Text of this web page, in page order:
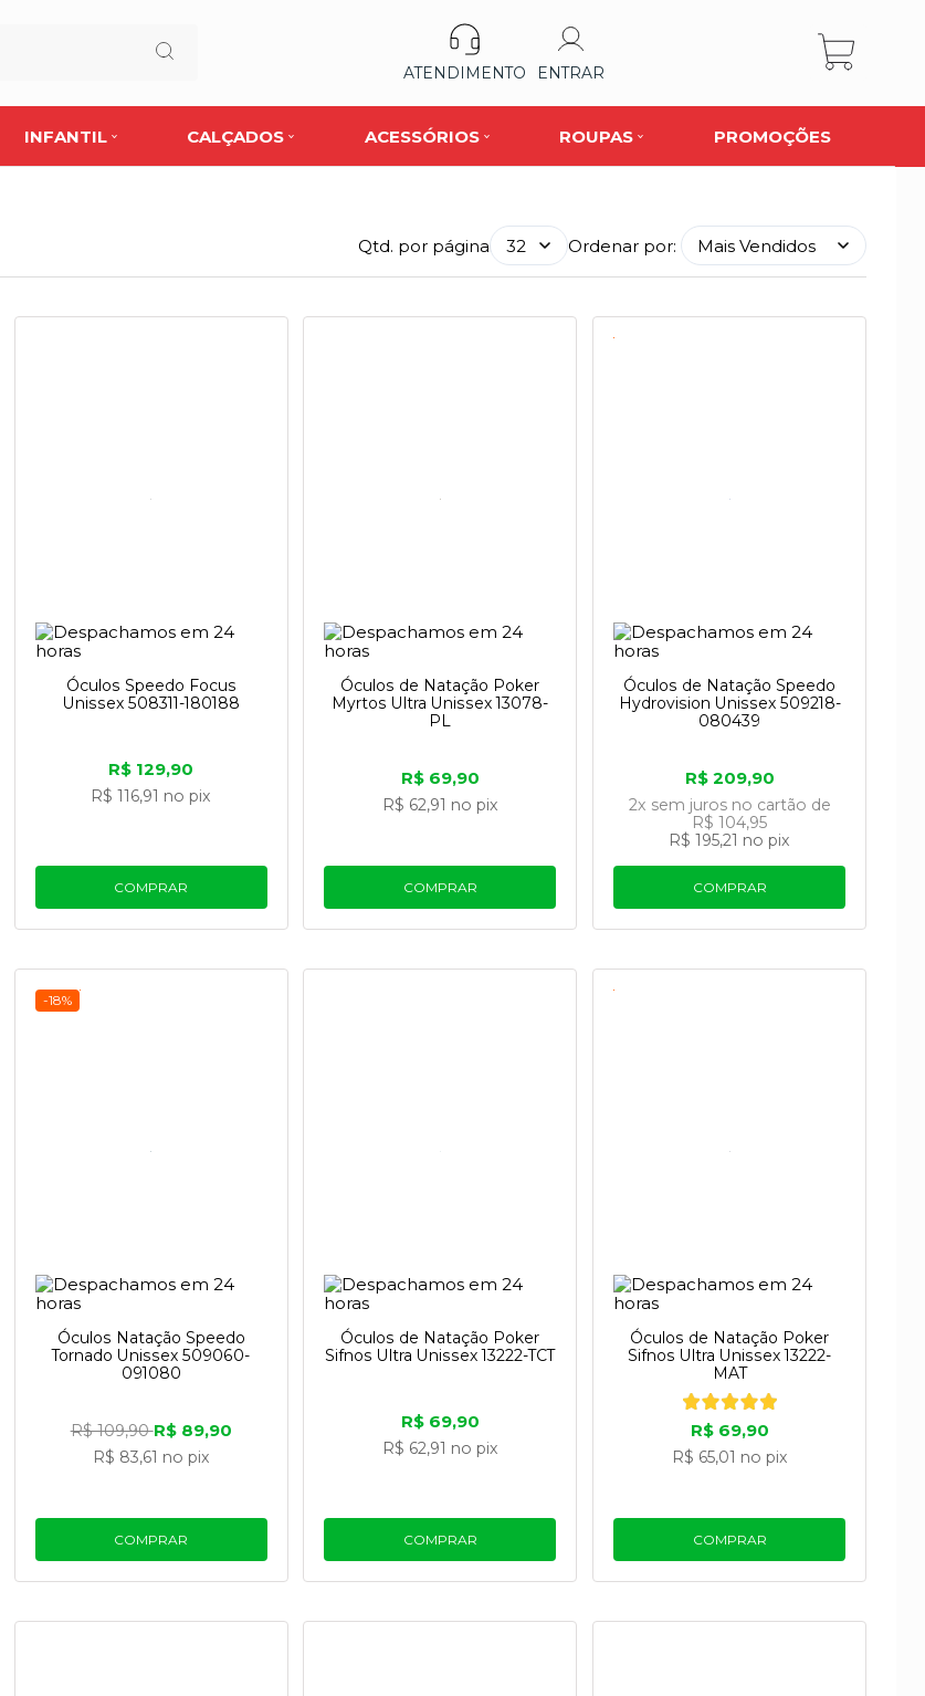
ATENDIMENTO ENTRAR
INFANTIL CALÇADOS ACESSÓRIOS ROUPAS PROMOÇÕES
Qtd. por página Ordenar por:
Óculos Speedo Focus
Unissex 508311-180188
R$ 129,90
R$ 116,91 no pix
COMPRAR
Óculos de Natação Poker
Myrtos Ultra Unissex 13078-
PL
R$ 69,90
R$ 62,91 no pix
COMPRAR
Óculos de Natação Speedo
Hydrovision Unissex 509218-
080439
R$ 209,90
2x sem juros no cartão de
R$ 104,95
R$ 195,21 no pix
COMPRAR
-18%
Óculos Natação Speedo
Tornado Unissex 509060-
091080
R$ 109,90R$ 89,90
R$ 83,61 no pix
COMPRAR
Óculos de Natação Poker
Sifnos Ultra Unissex 13222-TCT
R$ 69,90
R$ 62,91 no pix
COMPRAR
Óculos de Natação Poker
Sifnos Ultra Unissex 13222-
MAT
R$ 69,90
R$ 65,01 no pix
COMPRAR